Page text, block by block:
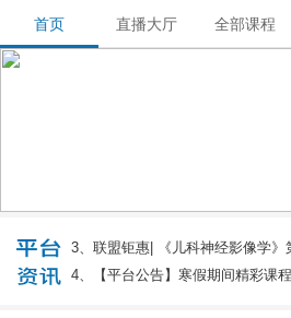
首页 直播大厅 全部课程
3、联盟钜惠| 《儿科神经影像学》
（战跃福、赵鑫、干芸根主译）
4、【平台公告】寒假期间精彩课